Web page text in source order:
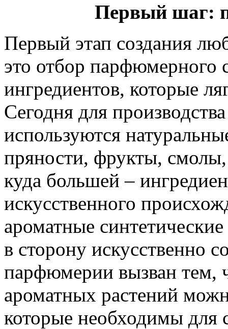
Первый шаг:
Первый этап создания
это отбор парфюмерного
ингредиентов, которые
Сегодня для
используются
пряности, фрукты,
куда большей –
искусственного
ароматные
в сторону искусственно
парфюмерии вызван тем,
ароматных растений
которые необходимы для